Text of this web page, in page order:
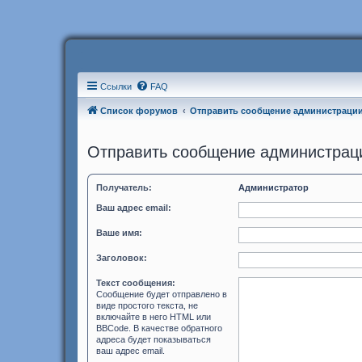
Ссылки FAQ
Список форумов Отправить сообщение
Отправить сообщение
Получатель: Администратор
Ваш адрес email:
Ваше имя:
Заголовок:
Текст сообщения:
Сообщение будет отправлено в
виде простого текста, не
включайте в него HTML или
BBCode. В качестве обратного
адреса будет показываться
ваш адрес email.